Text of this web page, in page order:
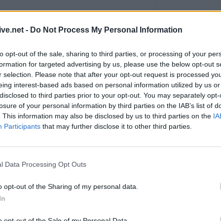
- Do Not Process My Personal Information
opt-out of the sale, sharing to third parties, or processing of your
for targeted advertising by us, please use the below opt-out
selection. Please note that after your opt-out request is processed
interest-based ads based on personal information utilized by us
to third parties prior to your opt-out. You may separately
of your personal information by third parties on the IAB’s list of
This information may also be disclosed by us to third parties on the
Participants that may further disclose it to other third parties.
Data Processing Opt Outs
opt-out of the Sharing of my personal data.
2025καιώρα 4.30 μ.μ.από τον Ιερό
Αγίας Παρασκευής)
διαδικασία η διαμόρφωση
- διαδρομών Δήμου
με ανοικτή διαδικασία, του
μονοπατιών-διαδρομών Δήμου
αποκατάσταση
5 Αυγούστου 2026, 13:07
Στη Χαλ με 20
Κωνσταντής
5 Αυγούστου 2026, 12:53
αποφάσεων
στην
5 Αυγούστου 2026, 12:45